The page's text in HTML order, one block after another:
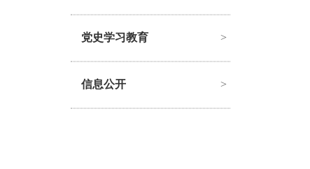
党史学习教育 >
信息公开 >